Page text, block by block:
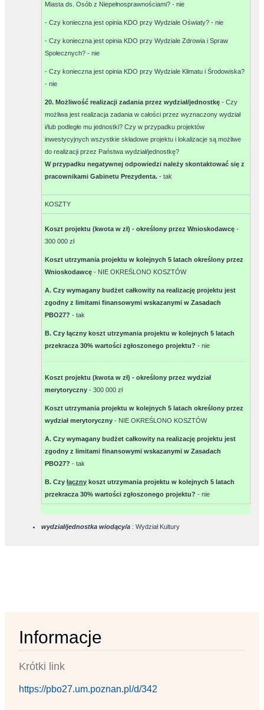
Miasta ds. Osób z Niepełnosprawnościami? -nie
- Czy konieczna jest opinia KDO przy Wydziale Oświaty? -nie
- Czy konieczna jest opinia KDO przy Wydziale Zdrowia i Spraw
Społecznych? -nie
- Czy konieczna jest opinia KDO przy Wydziale Klimatu i Środowiska?
-nie
20. Możliwość realizacji zadania przez wydział/jednostkę- Czy
możliwa jest realizacja zadania w całości przez wyznaczony wydział
i/lub podległe mu jednostki? Czy w przypadku projektów
inwestycyjnych wszystkie składowe projektu i lokalizacje są możliwe
do realizacji przez Państwa wydział/jednostkę?
W przypadku negatywnej odpowiedzi należy skontaktować się z
pracownikami Gabinetu Prezydenta. -tak
KOSZTY
Koszt projektu (kwota w zł) - określony przez Wnioskodawcę -
300 000 zł
Koszt utrzymania projektu w kolejnych 5 latach określony przez
Wnioskodawcę - NIE OKREŚLONO KOSZTÓW
A. Czy wymagany budżet całkowity na realizację projektu jest
zgodny z limitami finansowymi wskazanymi w Zasadach
PBO27?-tak
B. Czy łączny koszt utrzymania projektu w kolejnych 5 latach
przekracza 30% wartości zgłoszonego projektu?-nie
Koszt projektu (kwota w zł) - określony przez wydział
merytoryczny -300 000 zł
Koszt utrzymania projektu w kolejnych 5 latach określony przez
wydział merytoryczny - NIE OKREŚLONO KOSZTÓW
A. Czy wymagany budżet całkowity na realizację projektu jest
zgodny z limitami finansowymi wskazanymi w Zasadach
PBO27?-tak
B. Czyłączny koszt utrzymania projektu w kolejnych 5 latach
przekracza 30% wartości zgłoszonego projektu?-nie
wydział/jednostka wiodący/a : Wydział Kultury
Informacje
Krótki link
https://pbo27.um.poznan.pl/d/342